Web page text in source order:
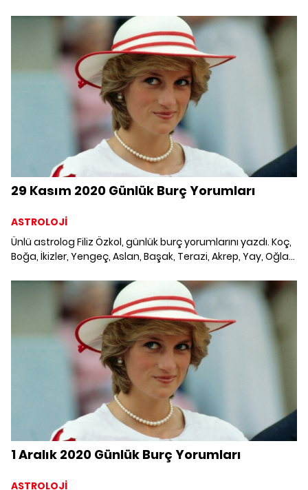
Balık burcunu 21 Kasım'da neler bekliyor?
29 Kasım 2020 Günlük Burç Yorumları
ASTROLOJİ
Ünlü astrolog Filiz Özkol, günlük burç yorumlarını yazdı. Koç,
Boğa, İkizler, Yengeç, Aslan, Başak, Terazi, Akrep, Yay, Oğlak,
1 Aralık 2020 Günlük Burç Yorumları
ASTROLOJİ